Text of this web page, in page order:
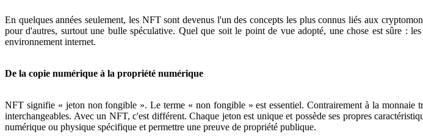
En quelques années seulement, les NFT sont devenus l'un des concepts les plus connus liés aux
pour d'autres, surtout une bulle spéculative. Quel que soit le point de vue adopté, une chose est sûre :
environnement internet.
De la copie numérique à la propriété numérique
NFT signifie « jeton non fongible ». Le terme « non fongible » est essentiel. Contrairement à la monnaie
interchangeables. Avec un NFT, c'est différent. Chaque jeton est unique et possède ses propres
numérique ou physique spécifique et permettre une preuve de propriété publique.